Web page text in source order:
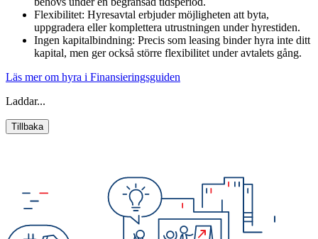
Flexibilitet: Hyresavtal erbjuder möjligheten att byta,
uppgradera eller komplettera utrustningen under hyrestiden.
Ingen kapitalbindning: Precis som leasing binder hyra inte ditt
kapital, men ger också större flexibilitet under avtalets gång.
Läs mer om hyra i Finansieringsguiden
Laddar...
Tillbaka